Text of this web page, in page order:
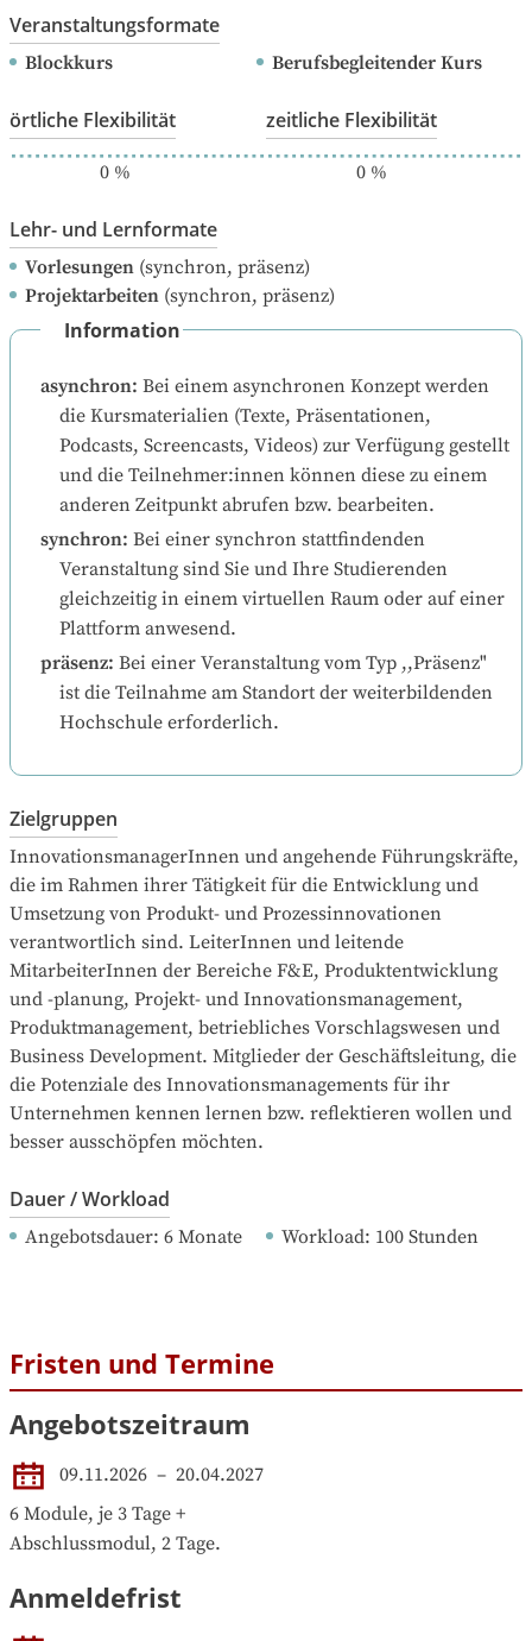
Veranstaltungsformate
Blockkurs Berufsbegleitender Kurs
örtliche Flexibilität
0%
zeitliche Flexibilität
0%
Lehr- und Lernformate
Vorlesungen (synchron, präsenz)
Projektarbeiten (synchron, präsenz)
Information
asynchron: Bei einem asynchronen Konzept werden
die Kursmaterialien (Texte, Präsentationen,
Podcasts, Screencasts, Videos) zur Verfügung gestellt
und die Teilnehmer:innen können diese zu einem
anderen Zeitpunkt abrufen bzw. bearbeiten.
synchron: Bei einer synchron stattfindenden
Veranstaltung sind Sie und Ihre Studierenden
gleichzeitig in einem virtuellen Raum oder auf einer
Plattform anwesend.
präsenz: Bei einer Veranstaltung vom Typ ,,Präsenz"
ist die Teilnahme am Standort der weiterbildenden
Hochschule erforderlich.
Zielgruppen
InnovationsmanagerInnen und angehende Führungskräfte,
die im Rahmen ihrer Tätigkeit für die Entwicklung und
Umsetzung von Produkt- und Prozessinnovationen
verantwortlich sind. LeiterInnen und leitende
MitarbeiterInnen der Bereiche F&E, Produktentwicklung
und -planung, Projekt- und Innovationsmanagement,
Produktmanagement, betriebliches Vorschlagswesen und
Business Development. Mitglieder der Geschäftsleitung, die
die Potenziale des Innovationsmanagements für ihr
Unternehmen kennen lernen bzw. reflektieren wollen und
besser ausschöpfen möchten.
Dauer / Workload
Angebotsdauer: 6 Monate Workload: 100 Stunden
Fristen und Termine
Angebotszeitraum
09.11.2026 – 20.04.2027
6 Module, je 3 Tage +
Abschlussmodul, 2 Tage.
Anmeldefrist